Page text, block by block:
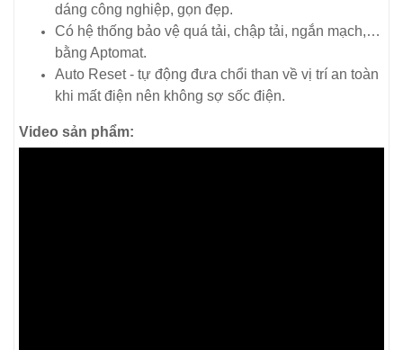
dáng công nghiệp, gọn đẹp.
Có hệ thống bảo vệ quá tải, chập tải, ngắn mạch,…
bằng Aptomat.
Auto Reset - tự động đưa chổi than về vị trí an toàn
khi mất điện nên không sợ sốc điện.
Video sản phẩm: